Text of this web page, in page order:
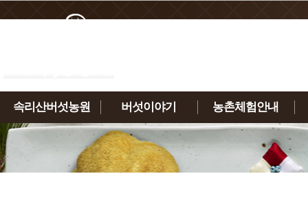
속리산버섯농원
농원소개
버섯이야기
노루궁뎅이버섯
녹각영지버섯
농촌체험안내
체험신청하기